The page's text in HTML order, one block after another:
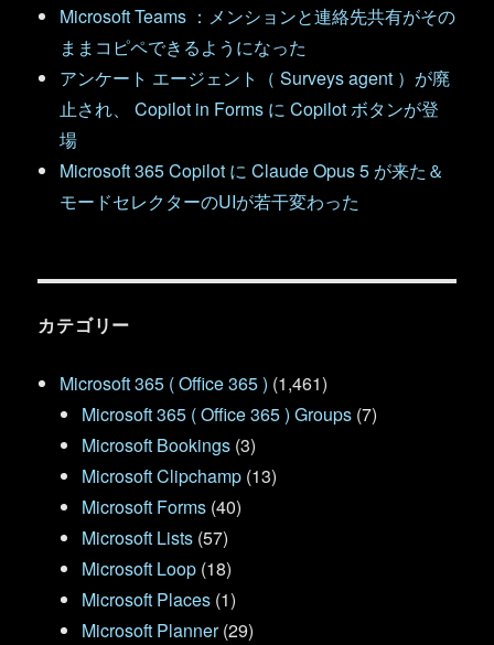
Microsoft Teams ：メンションと連絡先共有がその
ままコピペできるようになった
アンケート エージェント（ Surveys agent ）が廃
止され、 Copilot in Forms に Copilot ボタンが登
場
Microsoft 365 Copilot に Claude Opus 5 が来た＆
モードセレクターのUIが若干変わった
カテゴリー
Microsoft 365 ( Office 365 ) (1,461)
Microsoft 365 ( Office 365 ) Groups (7)
Microsoft Bookings (3)
Microsoft Clipchamp (13)
Microsoft Forms (40)
Microsoft Lists (57)
Microsoft Loop (18)
Microsoft Places (1)
Microsoft Planner(29)